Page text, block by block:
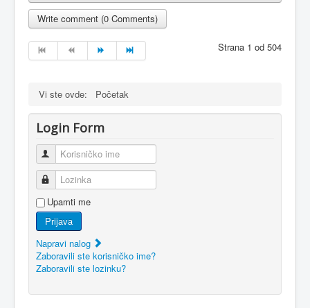
Write comment (0 Comments)
Strana 1 od 504
Vi ste ovde: Početak
Login Form
Korisničko ime
Lozinka
Upamti me
Prijava
Napravi nalog
Zaboravili ste korisničko ime?
Zaboravili ste lozinku?